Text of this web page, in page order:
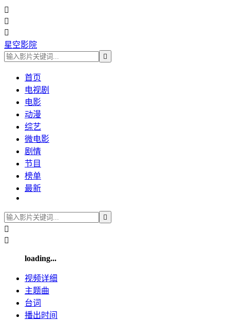



星空影院

首页
电视剧
电影
动漫
综艺
微电影
剧情
节目
榜单
最新



loading...
视频详细
主题曲
台词
播出时间